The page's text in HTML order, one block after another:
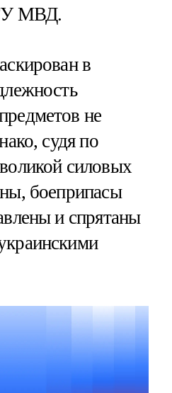
МВД.
в
не
судя по
силовых
боеприпасы
и спрятаны